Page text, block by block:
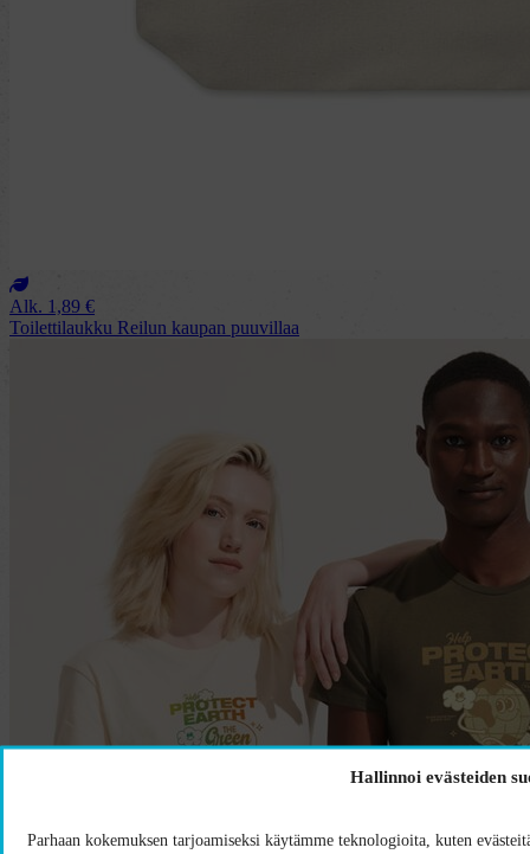
Hallinnoi evästeiden
Parhaan kokemuksen tarjoamiseksi käytämme teknologioita, kuten
Alk. 1,89 €
Toilettilaukku Reilun kaupan puuvillaa